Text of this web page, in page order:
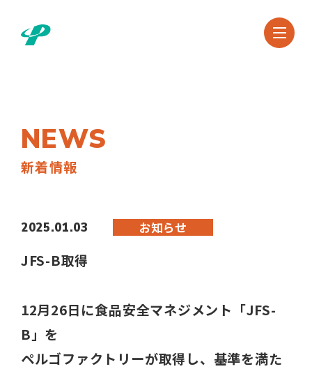
NEWS
新着情報
2025.01.03 お知らせ
JFS-B取得
12月26日に食品安全マネジメント「JFS-
B」を
ペルゴファクトリーが取得し、基準を満た